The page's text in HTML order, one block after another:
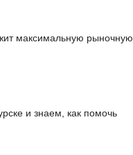
максимальную рыночную
и знаем, как помочь